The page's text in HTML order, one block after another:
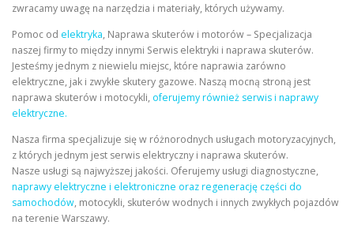
zwracamy uwagę na narzędzia i materiały, których używamy.
Pomoc od elektryka, Naprawa skuterów i motorów – Specjalizacja
naszej firmy to między innymi Serwis elektryki i naprawa skuterów.
Jesteśmy jednym z niewielu miejsc, które naprawia zarówno
elektryczne, jak i zwykłe skutery gazowe. Naszą mocną stroną jest
naprawa skuterów i motocykli, oferujemy również serwis i naprawy
elektryczne.
Nasza firma specjalizuje się w różnorodnych usługach motoryzacyjnych,
z których jednym jest serwis elektryczny i naprawa skuterów.
Nasze usługi są najwyższej jakości. Oferujemy usługi diagnostyczne,
naprawy elektryczne i elektroniczne oraz regenerację części do
samochodów, motocykli, skuterów wodnych i innych zwykłych pojazdów
na terenie Warszawy.